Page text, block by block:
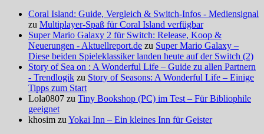
Coral Island: Guide, Vergleich & Switch-Infos - Mediensignal
zu Multiplayer-Spaß für Coral Island verfügbar
Super Mario Galaxy 2 für Switch: Release, Koop &
Neuerungen - Aktuellreport.de zu Super Mario Galaxy –
Diese beiden Spieleklassiker landen heute auf der Switch (2)
Story of Sea on : A Wonderful Life – Guide zu allen Partnern
- Trendlogik zu Story of Seasons: A Wonderful Life – Einige
Tipps zum Start
Lola0807 zu Tiny Bookshop (PC) im Test – Für Bibliophile
geeignet
khosim zu Yokai Inn – Ein kleines Inn für Geister